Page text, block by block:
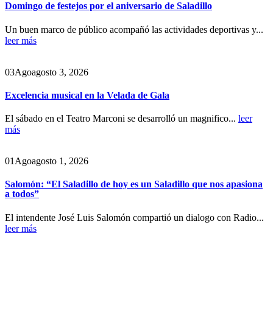
Domingo de festejos por el aniversario de Saladillo
Un buen marco de público acompañó las actividades deportivas y...
leer más
03Agoagosto 3, 2026
Excelencia musical en la Velada de Gala
El sábado en el Teatro Marconi se desarrolló un magnifico... leer
más
01 Agoagosto 1, 2026
Salomón: “El Saladillo de hoy es un Saladillo que nos apasiona
a todos”
El intendente José Luis Salomón compartió un dialogo con Radio...
leer más